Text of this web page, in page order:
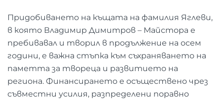
Придобиването на къщата на фамилия Яглеви,
в която Владимир Димитров – Майстора е
пребивавал и творил в продължение на осем
години, е важна стъпка към съхраняването на
паметта за твореца и развитието на
региона. Финансирането е осъществено чрез
съвместни усилия, разпределени поравно